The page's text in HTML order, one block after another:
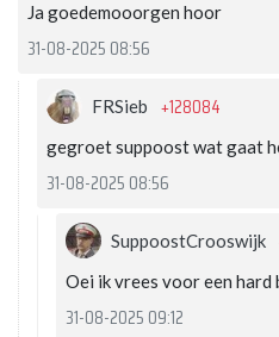
Ja goedemooorgen hoor
31-08-2025 08:56
FRSieb +128084
gegroet suppoost wat gaat
31-08-2025 08:56
SuppoostCrooswijk
Oei ik vrees voor een
31-08-2025 09:12